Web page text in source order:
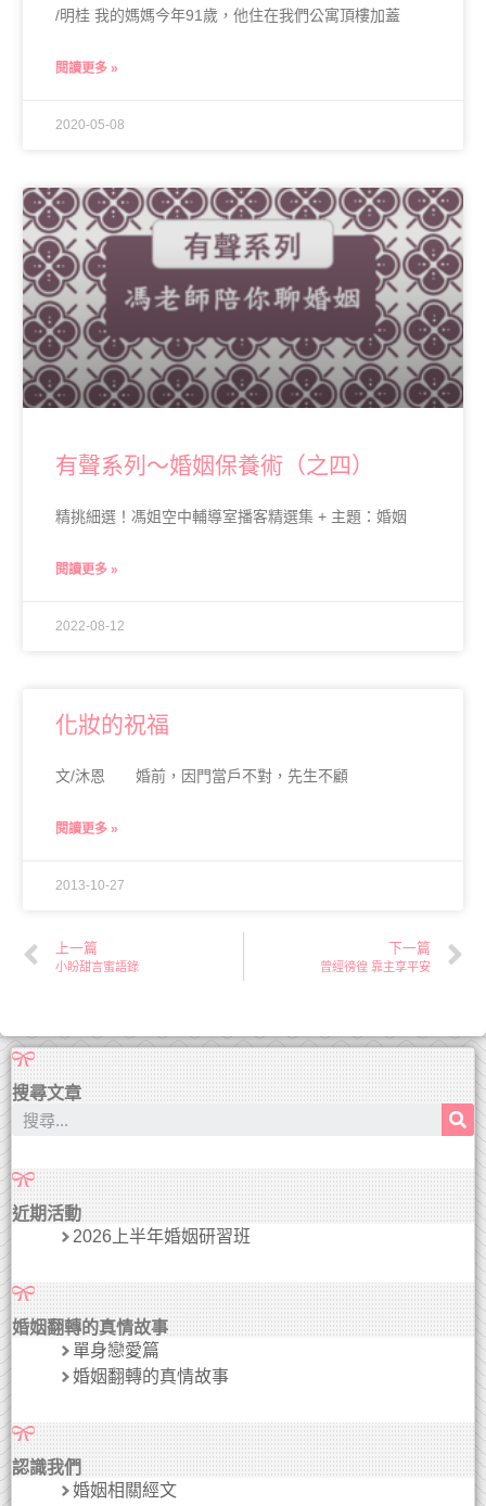
/明桂 我的媽媽今年91歲，他住在我們公寓頂樓加蓋
閱讀更多 »
2020-05-08
有聲系列～婚姻保養術（之四）
精挑細選！馮姐空中輔導室播客精選集 + 主題：婚姻
閱讀更多 »
2022-08-12
化妝的祝福
文/沐恩 婚前，因門當戶不對，先生不顧
閱讀更多 »
2013-10-27
上一篇
小盼甜言蜜語錄
下一篇
曾經徬徨 靠主享平安
搜尋文章
近期活動
2026上半年婚姻研習班
婚姻翻轉的真情故事
單身戀愛篇
婚姻翻轉的真情故事
認識我們
婚姻相關經文